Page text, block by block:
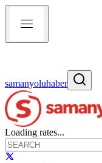
samanyoluhaber
Loading rates...